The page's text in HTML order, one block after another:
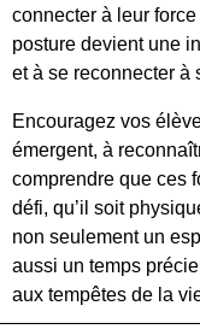
connecter à leur
posture devient une
et à se reconnecter à
Encouragez vos
émergent, à
comprendre que ces
défi, qu’il soit
non seulement un
aussi un temps
aux tempêtes de la